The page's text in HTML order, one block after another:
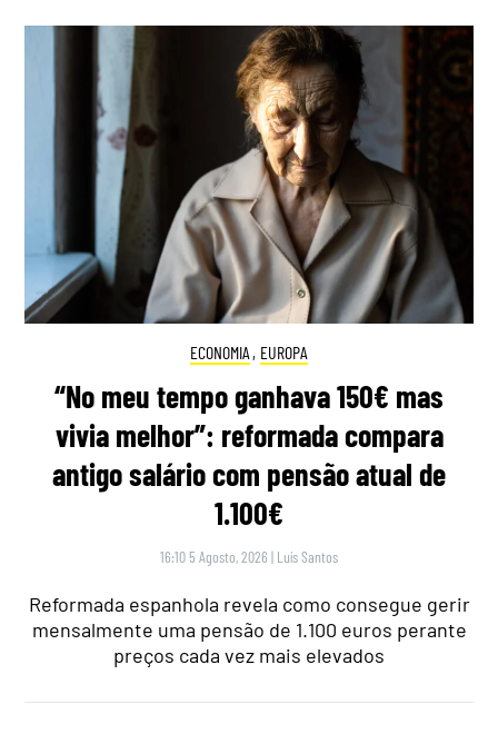
ECONOMIA , EUROPA
“No meu tempo ganhava 150€ mas
vivia melhor”: reformada compara
antigo salário com pensão atual de
1.100€
16:10 5 Agosto, 2026 | Luís Santos
Reformada espanhola revela como consegue gerir
mensalmente uma pensão de 1.100 euros perante
preços cada vez mais elevados